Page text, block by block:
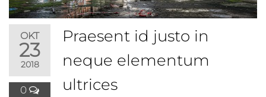
OKT
23
2018
0
Praesent id justo in
neque elementum
ultrices